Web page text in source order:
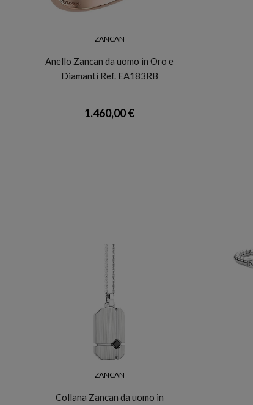
ZANCAN
Anello Zancan da uomo in Oro e
Diamanti Ref. EA183RB
1.460,00 €
ZANCAN
Collana Zancan da uomo in